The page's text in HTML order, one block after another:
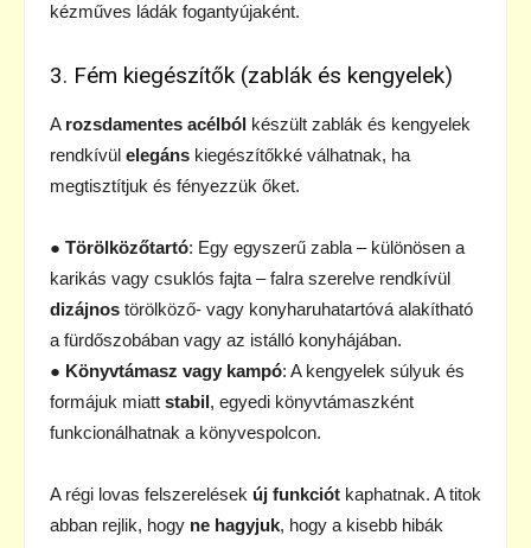
kézműves ládák fogantyújaként.
3. Fém kiegészítők (zablák és kengyelek)
A rozsdamentes acélból készült zablák és kengyelek
rendkívül elegáns kiegészítőkké válhatnak, ha
megtisztítjuk és fényezzük őket.
● Törölközőtartó: Egy egyszerű zabla – különösen a
karikás vagy csuklós fajta – falra szerelve rendkívül
dizájnos törölköző- vagy konyharuhatartóvá alakítható
a fürdőszobában vagy az istálló konyhájában.
● Könyvtámasz vagy kampó: A kengyelek súlyuk és
formájuk miatt stabil, egyedi könyvtámaszként
funkcionálhatnak a könyvespolcon.
A régi lovas felszerelések új funkciót kaphatnak. A titok
abban rejlik, hogy ne hagyjuk, hogy a kisebb hibák